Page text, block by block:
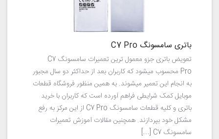
باتری سامسونگ C7 Pro
تعویض باتری جزو معمول ترین تعمیرات سامسونگ C7
Pro محسوب میشود که کاربران بعد از حداکثر دو سال مجبور
به انجام این تعمیر میشوند. به همین منظور فروشگاه قطعات
موبایل کمک شرایطی فراهم آورده است که کاربران با خرید
باتری و کلیه قطعات سامسونگ C7 Pro از این مرکز به رفع
مشکل خود بپردازند. همچنین مقالات آموزش تعمیرات
سامسونگ C7 […]